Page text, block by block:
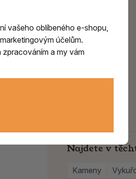
Hmotnost
Výška
Najdete v
Kameny
vašeho oblíbeného e-shopu,
účelům.
zpracováním a my vám